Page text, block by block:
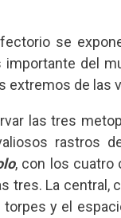
se
del
extremos de las
las tres
rastros
, con los cuatro
tres. La central,
y el